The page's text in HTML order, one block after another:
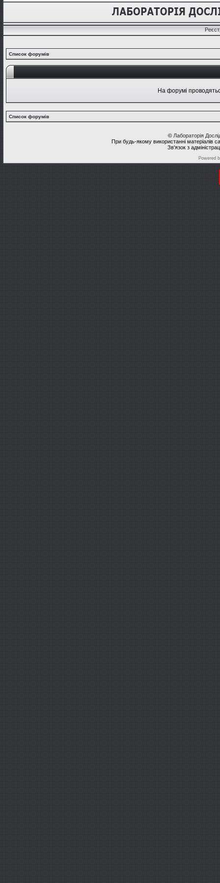
Список форумів
На форумі
Список форумів
© Лабораторія
При будь-якому використанні матеріалів
Зв'язок з
Powered